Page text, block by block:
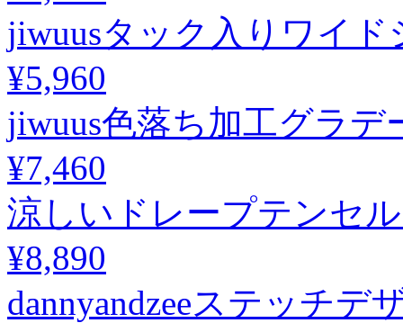
jiwuusタック入りワイ
¥5,960
jiwuus色落ち加工グラ
¥7,460
涼しいドレープテンセ
¥8,890
dannyandzeeステッチ